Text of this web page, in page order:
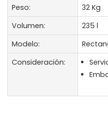
Peso:
32 Kg
Volumen:
235 l
Modelo:
Consideración: